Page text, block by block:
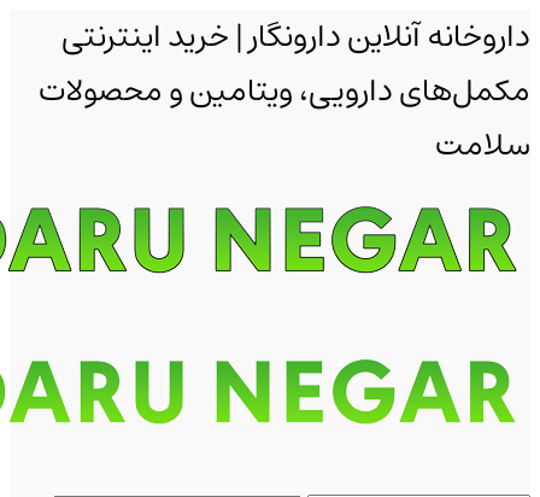
داروخانه آنلاین دارونگار | خرید اینترنتی
مکمل‌های دارویی، ویتامین و محصولات
سلامت